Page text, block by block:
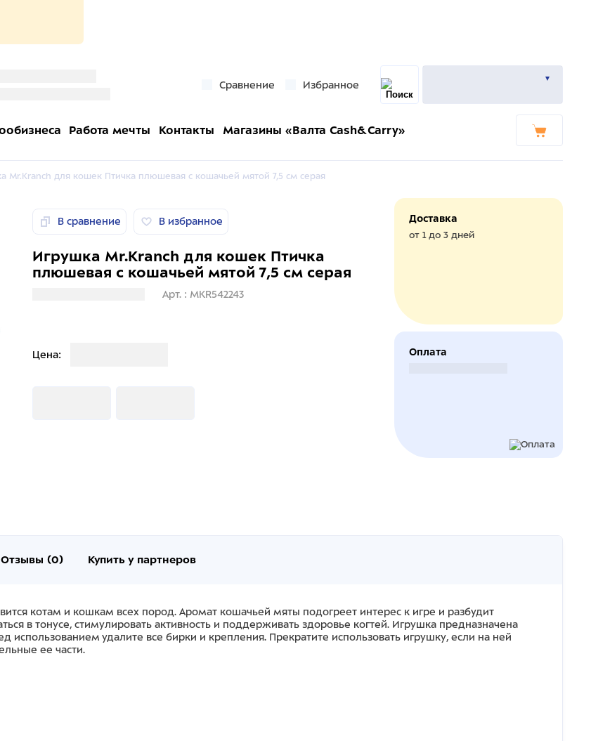
Сравнение Избранное
Работа мечты Контакты Магазины «Валта Cash&Carry»
Mr.Kranch для кошек Птичка плюшевая с кошачьей мятой 7,5 см серая
В сравнение В избранное
Игрушка Mr.Kranch для кошек Птичка
плюшевая с кошачьей мятой 7,5 см серая
Арт. : MKR542243
Цена:
Доставка
от 1 до 3 дней
Оплата
Отзывы (0) Купить у партнеров
котам и кошкам всех пород. Аромат кошачьей мяты подогреет интерес к игре и разбудит
в тонусе, стимулировать активность и поддерживать здоровье когтей. Игрушка предназначена
использованием удалите все бирки и крепления. Прекратите использовать игрушку, если на ней
ее части.